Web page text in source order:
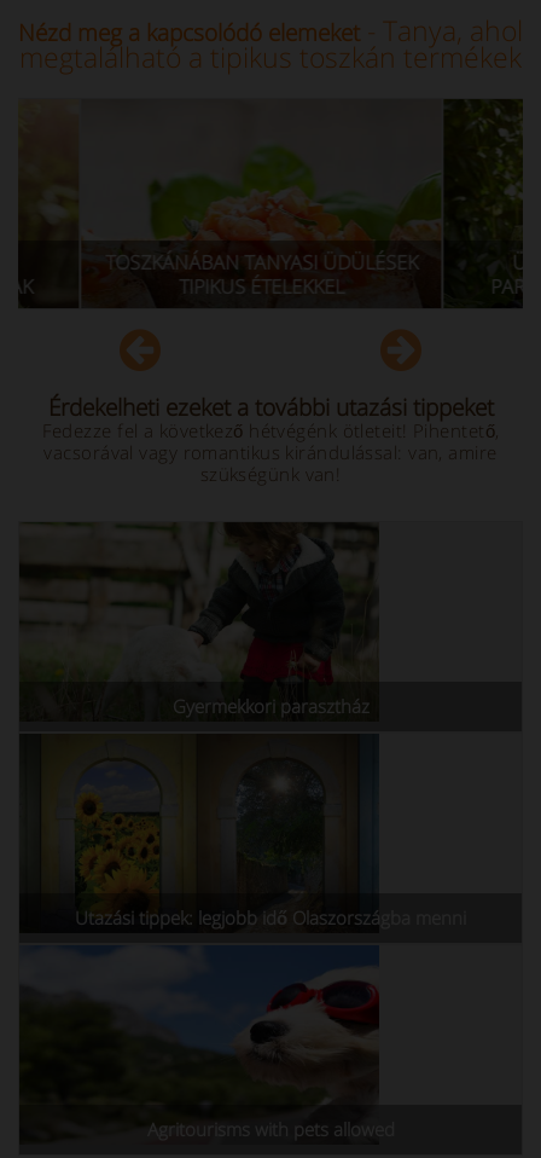
Nézd meg a kapcsolódó elemeket - Tanya, ahol
megtalálható a tipikus toszkán termékek
ÜDÜLÉSEK
ÜDÜLÉS EGY TOSZKÁNIAI
PARASZTHÁZBAN: A BORUTAK
Érdekelheti ezeket a további utazási tippeket
Fedezze fel a következő hétvégénk ötleteit! Pihentető,
vacsorával vagy romantikus kirándulással: van, amire
szükségünk van!
Gyermekkori parasztház
Utazási tippek: legjobb idő Olaszországba menni
Agritourisms with pets allowed